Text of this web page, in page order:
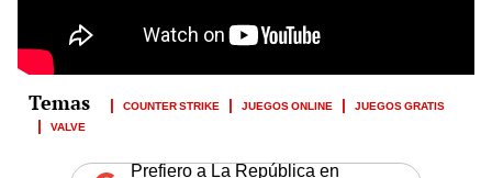
COUNTER STRIKE JUEGOS ONLINE
JUEGOS GRATIS
VALVE
Prefiero a La República en